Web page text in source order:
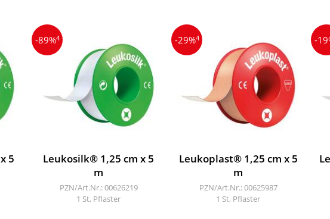
5
-89%4
Leukosilk® 1,25 cm x 5
m
PZN/Art.Nr.: 00626219
1 St, Pflaster
-29%4
Leukoplast® 1,25 cm x 5
m
PZN/Art.Nr.: 00625987
1 St, Pflaster
-